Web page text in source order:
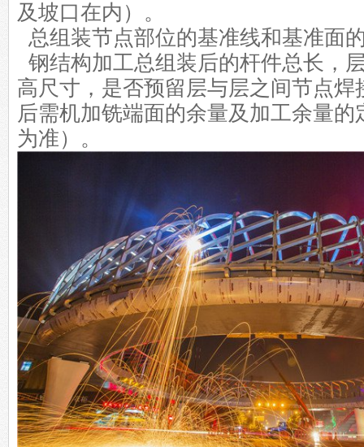
及坡口在内）。
总组装节点部位的基准线和基准面
钢结构加工总组装后的杆件总长，
高尺寸，是否预留层与层之间节点焊
后需机加铣端面的余量及加工余量的
为准）。